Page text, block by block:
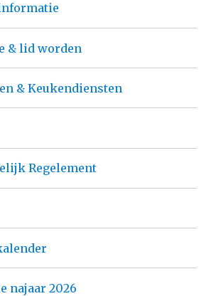
& lid worden
& Keukendiensten
Regelement
najaar 2026